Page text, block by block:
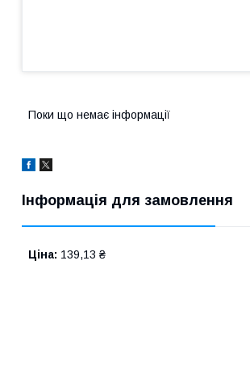
Поки що немає інформації
Інформація для замовлення
Ціна: 139,13 ₴